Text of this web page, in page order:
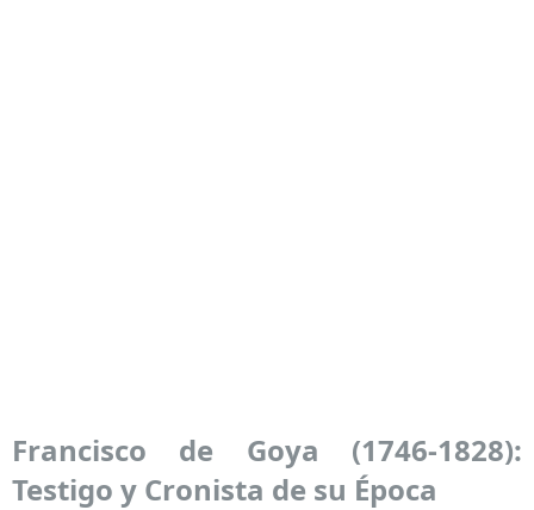
Francisco de Goya (1746-1828):
Testigo y Cronista de su Época